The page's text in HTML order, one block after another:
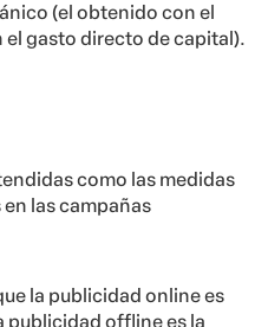
(el obtenido con el
gasto directo de capital).
como las medidas
las campañas
la publicidad online es
publicidad offline es la